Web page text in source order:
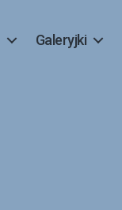
Galeryjki